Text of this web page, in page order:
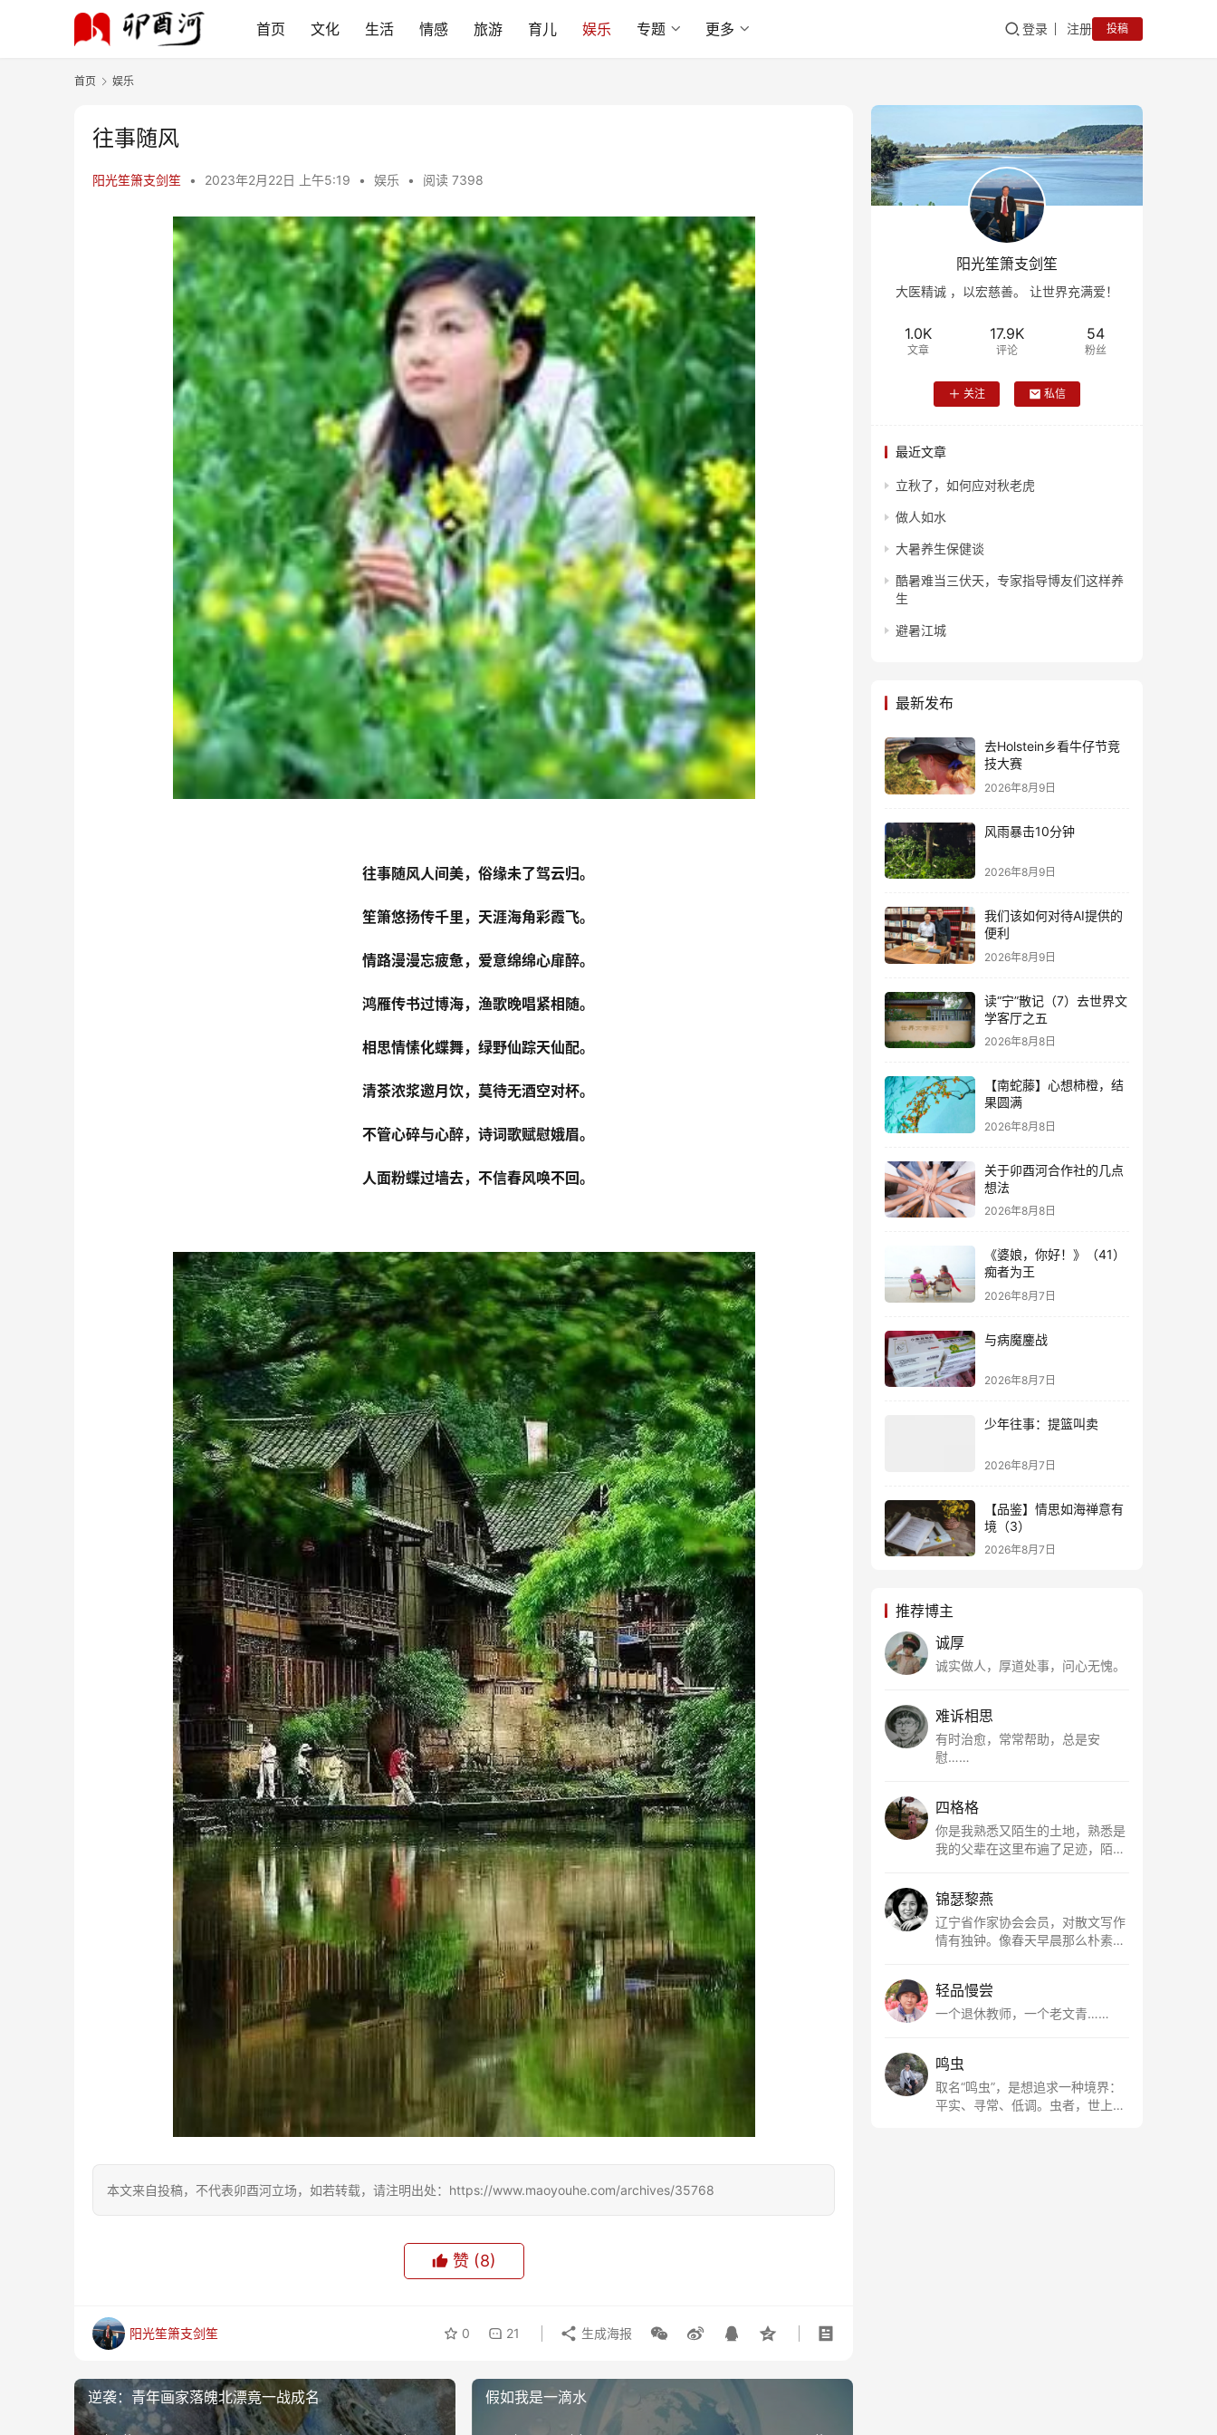
首页 文化 生活 情感 旅游 育儿 娱乐 专题 更多 登录 注册 投稿
首页 娱乐
往事随风
阳光笙箫支剑笙 • 2023年2月22日 上午5:19 • 娱乐 • 阅读 7398
往事随风人间美，俗缘未了驾云归。
笙箫悠扬传千里，天涯海角彩霞飞。
情路漫漫忘疲惫，爱意绵绵心扉醉。
鸿雁传书过博海，渔歌晚唱紧相随。
相思情愫化蝶舞，绿野仙踪天仙配。
清茶浓浆邀月饮，莫待无酒空对杯。
不管心碎与心醉，诗词歌赋慰娥眉。
人面粉蝶过墙去，不信春风唤不回。
本文来自投稿，不代表卯酉河立场，如若转载，请注明出处：https://www.maoyouhe.com/archives/35768
赞 (8)
阳光笙箫支剑笙 0 21 生成海报
逆袭：青年画家落魄北漂竟一战成名 假如我是一滴水
阳光笙箫支剑笙
大医精诚 ，以宏慈善。 让世界充满爱！
1.0K
文章
17.9K
评论
54
粉丝
关注 私信
最近文章
立秋了，如何应对秋老虎
做人如水
大暑养生保健谈
酷暑难当三伏天，专家指导博友们这样养
生
避暑江城
最新发布
去Holstein乡看牛仔节竞
技大赛
2026年8月9日
风雨暴击10分钟
2026年8月9日
我们该如何对待AI提供的
便利
2026年8月9日
读“宁”散记（7）去世界文
学客厅之五
2026年8月8日
【南蛇藤】心想柿橙，结
果圆满
2026年8月8日
关于卯酉河合作社的几点
想法
2026年8月8日
《婆娘，你好！》（41）
痴者为王
2026年8月7日
与病魔鏖战
2026年8月7日
少年往事：提篮叫卖
2026年8月7日
【品鉴】情思如海禅意有
境（3）
2026年8月7日
推荐博主
诚厚
诚实做人，厚道处事，问心无愧。
难诉相思
有时治愈，常常帮助，总是安
慰……
四格格
你是我熟悉又陌生的土地，熟悉是
我的父辈在这里布遍了足迹，陌生
根所在，我用文字慢慢认识你、慢
慢熟悉你。
锦瑟黎燕
辽宁省作家协会会员，对散文写作
情有独钟。像春天早晨那么朴素，
轻品慢尝
一个退休教师，一个老文青……
鸣虫
取名“鸣虫”，是想追求一种境界：
平实、寻常、低调。虫者，世上最